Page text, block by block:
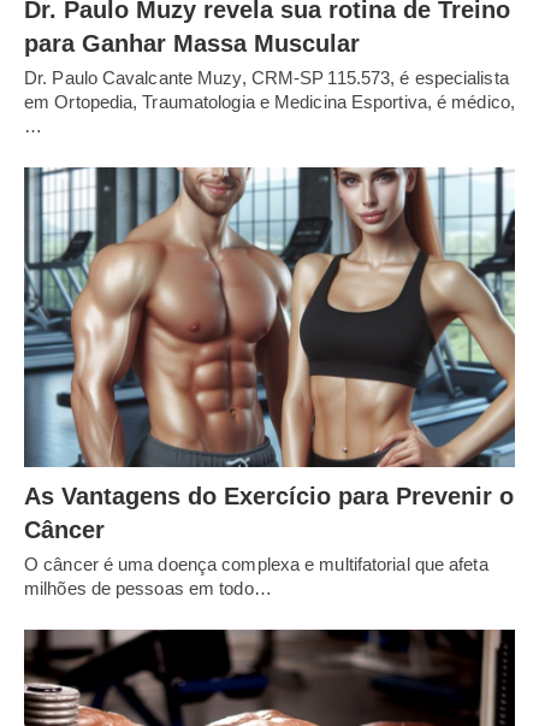
Dr. Paulo Muzy revela sua rotina de Treino
para Ganhar Massa Muscular
Dr. Paulo Cavalcante Muzy, CRM‑SP 115.573, é especialista
em Ortopedia, Traumatologia e Medicina Esportiva, é médico,
…
As Vantagens do Exercício para Prevenir o
Câncer
O câncer é uma doença complexa e multifatorial que afeta
milhões de pessoas em todo…